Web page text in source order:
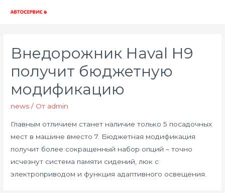
Внедорожник Haval H9
получит бюджетную
модификацию
news / От admin
Главным отличием станет наличие только 5 посадочных
мест в машине вместо 7. Бюджетная модификация
получит более сокращенный набор опций – точно
исчезнут система памяти сидений, люк с
электроприводом и функция адаптивного освещения.